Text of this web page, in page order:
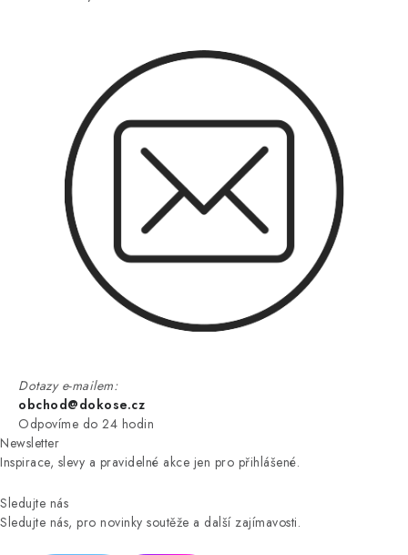
Dotazy e-mailem:
obchod@dokose.cz
Odpovíme do 24 hodin
Newsletter
Inspirace, slevy a pravidelné akce jen pro přihlášené.
Sledujte nás
Sledujte nás, pro novinky soutěže a další zajímavosti.